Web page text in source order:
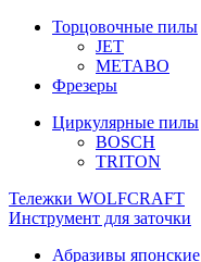
Торцовочные пилы
JET
METABO
Фрезеры
Циркулярные пилы
BOSCH
TRITON
Тележки WOLFCRAFT
Инструмент для заточки
Абразивы японские